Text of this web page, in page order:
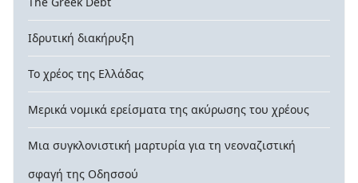
Ιδρυτική διακήρυξη
Το χρέος της Ελλάδας
Μερικά νομικά ερείσματα της ακύρωσης του χρέους
Μια συγκλονιστική μαρτυρία για τη νεοναζιστική
σφαγή της Οδησσού